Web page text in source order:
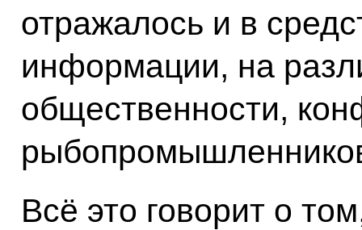
отражалось и в
информации, на
общественности,
Всё это говорит о